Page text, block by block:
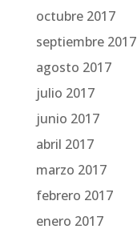
octubre 2017
septiembre 2017
agosto 2017
julio 2017
junio 2017
abril 2017
marzo 2017
febrero 2017
enero 2017